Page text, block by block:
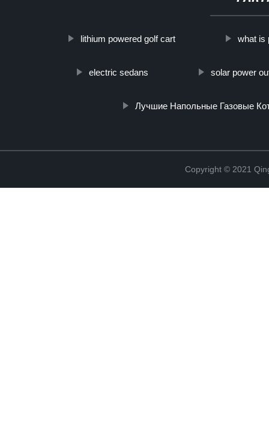
lithium powered golf cart what is
electric sedans solar power
Лучшие Напольные Газовые
Copyright © 2021